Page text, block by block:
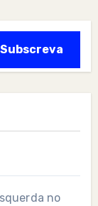
Subscreva
no